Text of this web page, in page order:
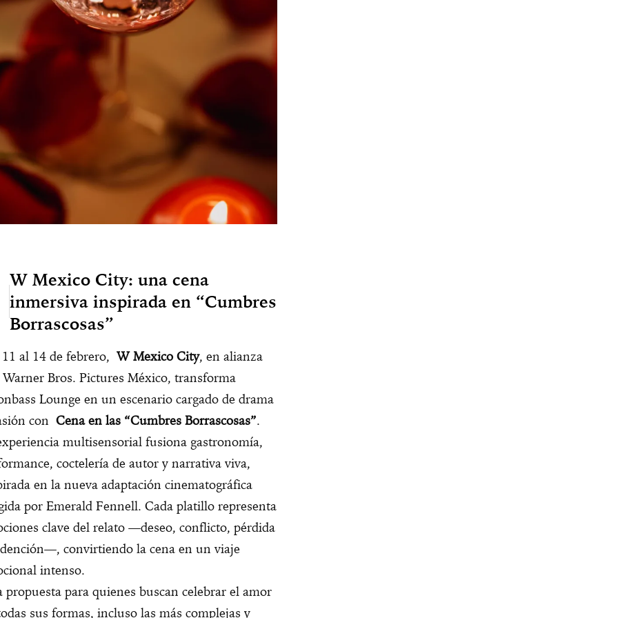
W Mexico City: una cena
inmersiva inspirada en “Cumbres
Borrascosas”
al 14 de febrero, W Mexico City, en alianza
Bros. Pictures México, transforma
Lounge en un escenario cargado de drama
con Cena en las “Cumbres Borrascosas”.
multisensorial fusiona gastronomía,
coctelería de autor y narrativa viva,
en la nueva adaptación cinematográfica
por Emerald Fennell. Cada platillo representa
clave del relato —deseo, conflicto, pérdida
convirtiendo la cena en un viaje
intenso.
propuesta para quienes buscan celebrar el amor
sus formas, incluso las más complejas y